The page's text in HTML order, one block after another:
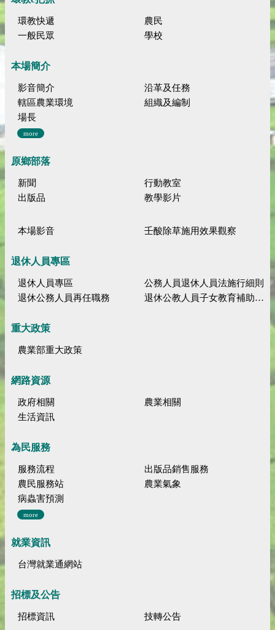
環教快遞
農民
一般民眾
學校
本場簡介
影音簡介
沿革及任務
轄區農業環境
組織及編制
場長
more
原鄉部落
新聞
行動教室
出版品
教學影片
本場影音 壬酸除草施用效果觀察
退休人員專區
退休人員專區
公務人員退休人員法施行細則
退休公務人員再任職務
退休公教人員子女教育補助規定
重大政策
農業部重大政策
網路資源
政府相關
農業相關
生活資訊
為民服務
服務流程
出版品銷售服務
農民服務站
農業氣象
病蟲害預測
more
就業資訊
台灣就業通網站
招標及公告
招標資訊 技轉公告